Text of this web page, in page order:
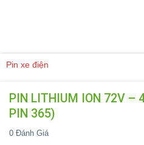
Pin xe điện
PIN LITHIUM ION 72V –
PIN 365)
0 Đánh Giá